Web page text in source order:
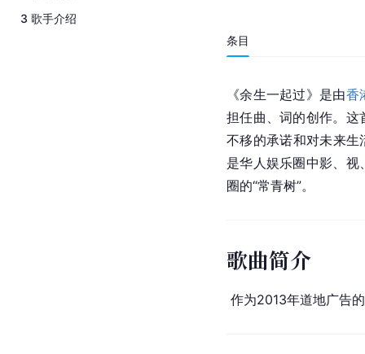
3 歌手介绍
条目
《余生一起过》是由香
担任曲、词的创作。这
不移的承诺和对未来
是华人娱乐圈中影、
圈的“常青树”。
歌曲简介
作为2013年道地广告